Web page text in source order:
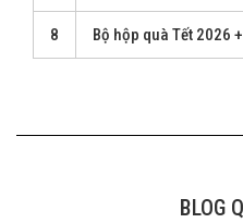
8 Bộ hộp quà Tết 2026
BLOG